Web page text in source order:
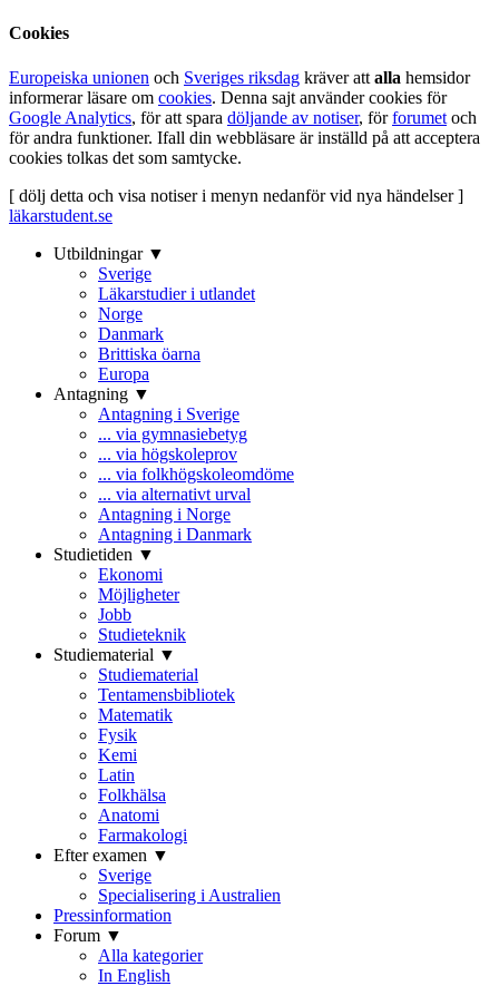
Cookies
Europeiska unionen och Sveriges riksdag kräver att alla hemsidor
informerar läsare om cookies. Denna sajt använder cookies för
Google Analytics, för att spara döljande av notiser, förforumet och
för andra funktioner. Ifall din webbläsare är inställd på att acceptera
cookies tolkas det som samtycke.
[ dölj detta och visa notiser i menyn nedanför vid nya händelser ]
läkarstudent.se
Utbildningar ▼
Sverige
Läkarstudier i utlandet
Norge
Danmark
Brittiska öarna
Europa
Antagning ▼
Antagning i Sverige
... via gymnasiebetyg
... via högskoleprov
... via folkhögskoleomdöme
... via alternativt urval
Antagning i Norge
Antagning i Danmark
Studietiden ▼
Ekonomi
Möjligheter
Jobb
Studieteknik
Studiematerial ▼
Studiematerial
Tentamensbibliotek
Matematik
Fysik
Kemi
Latin
Folkhälsa
Anatomi
Farmakologi
Efter examen ▼
Sverige
Specialisering i Australien
Pressinformation
Forum ▼
Alla kategorier
In English